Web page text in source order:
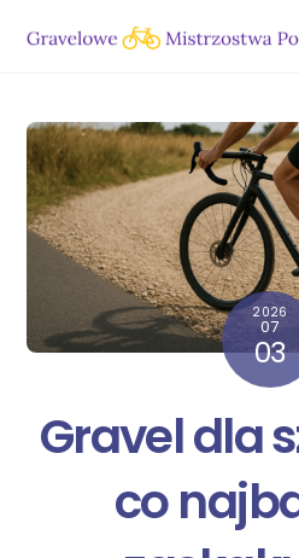
2026
07
03
Gravel dla
co